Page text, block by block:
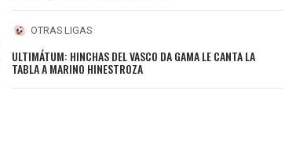
OTRAS LIGAS
ULTIMÁTUM: HINCHAS DEL VASCO DA GAMA LE CANTA LA
TABLA A MARINO HINESTROZA